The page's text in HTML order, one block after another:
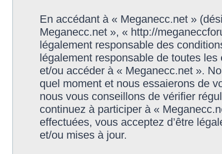
En accédant à « Meganecc.net »
Meganecc.net », « http://
légalement responsable des
légalement responsable de toutes
et/ou accéder à « Meganecc.net ».
quel moment et nous essaierons de
nous vous conseillons de vérifier
continuez à participer à «
effectuées, vous acceptez d’être
et/ou mises à jour.